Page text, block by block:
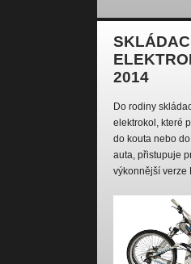
2014
Do rodiny
elektrokol, které
do kouta nebo
auta, přistupuje
výkonnější verze